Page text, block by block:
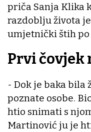
priča Sanja Klika
razdoblju života
umjetnički štih po
Prvi čovjek
- Dok je baka bila
poznate osobe.
htio snimati s
Martinović ju je